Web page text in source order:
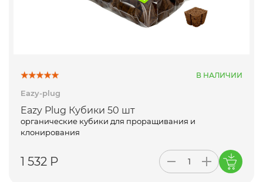
В НАЛИЧИИ
Eazy-plug
Eazy Plug Кубики 50 шт
органические кубики для проращивания и
клонирования
1 532 Р